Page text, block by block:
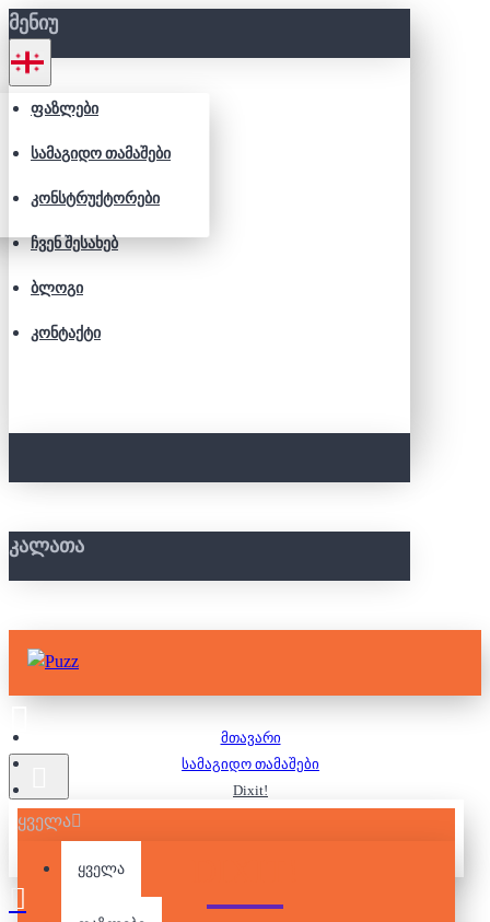
ᲛᲔᲜᲘᲣ
ᲤᲐᲖᲚᲔᲑᲘ
ᲡᲐᲛᲐᲒᲘᲓᲝ ᲗᲐᲛᲐᲨᲔᲑᲘ
ᲙᲝᲜᲡᲢᲠᲣᲥᲢᲝᲠᲔᲑᲘ
ᲩᲕᲔᲜ ᲨᲔᲡᲐᲮᲔᲑ
ᲑᲚᲝᲒᲘ
ᲙᲝᲜᲢᲐᲥᲢᲘ
ᲙᲐᲚᲐᲗᲐ
ყველა
ყველა
მთავარი
სამაგიდო თამაშები
Dixit!